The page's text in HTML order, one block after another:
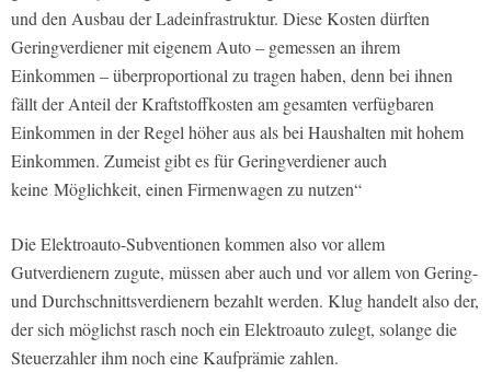
und den Ausbau der Ladeinfrastruktur. Diese Kosten dürften
Geringverdiener mit eigenem Auto – gemessen an ihrem
Einkommen – überproportional zu tragen haben, denn bei ihnen
fällt der Anteil der Kraftstoffkosten am gesamten verfügbaren
Einkommen in der Regel höher aus als bei Haushalten mit hohem
Einkommen. Zumeist gibt es für Geringverdiener auch
keine Möglichkeit, einen Firmenwagen zu nutzen“
Die Elektroauto-Subventionen kommen also vor allem
Gutverdienern zugute, müssen aber auch und vor allem von Gering-
und Durchschnittsverdienern bezahlt werden. Klug handelt also der,
der sich möglichst rasch noch ein Elektroauto zulegt, solange die
Steuerzahler ihm noch eine Kaufprämie zahlen.